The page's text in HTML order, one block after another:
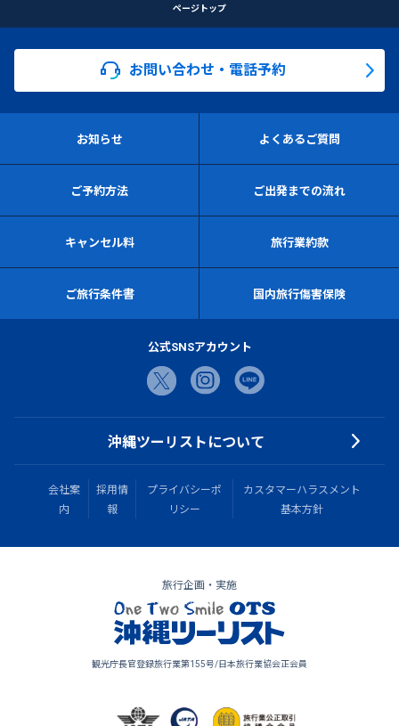
ページトップ
お問い合わせ・電話予約
お知らせ よくあるご質問
ご予約方法 ご出発までの流れ
キャンセル料 旅行業約款
ご旅行条件書 国内旅行傷害保険
公式SNSアカウント
沖縄ツーリストについて
会社案
内
採用情
報
プライバシーポ
リシー
カスタマーハラスメント
基本方針
旅行企画・実施
観光庁長官登録旅行業第155号/日本旅行業協会正会員